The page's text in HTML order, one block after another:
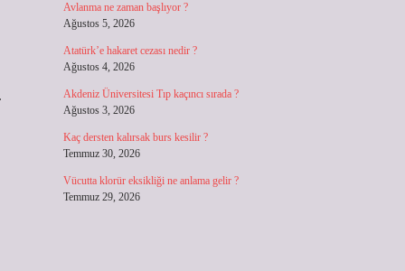
Avlanma ne zaman başlıyor ?
Ağustos 5, 2026
Atatürk’e hakaret cezası nedir ?
Ağustos 4, 2026
Akdeniz Üniversitesi Tıp kaçıncı sırada ?
Ağustos 3, 2026
Kaç dersten kalırsak burs kesilir ?
Temmuz 30, 2026
Vücutta klorür eksikliği ne anlama gelir ?
Temmuz 29, 2026